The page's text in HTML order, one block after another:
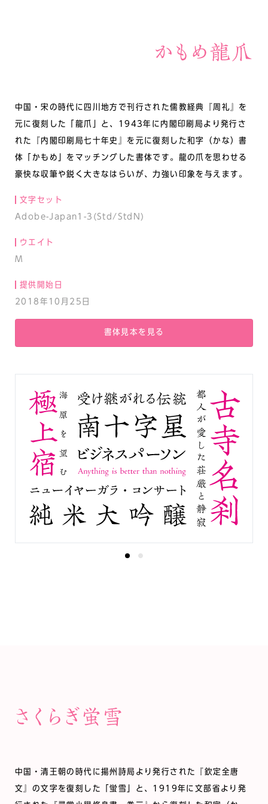
中国・宋の時代に四川地方で刊行された儒教経典『周礼』を
元に復刻した「龍爪」と、1943年に内閣印刷局より発行さ
れた『内閣印刷局七十年史』を元に復刻した和字（かな）書
体「かもめ」をマッチングした書体です。龍の爪を思わせる
豪快な収筆や鋭く大きなはらいが、力強い印象を与えます。
文字セット
Adobe-Japan1-3(Std/StdN)
ウエイト
M
提供開始日
2018年10月25日
書体見本を見る
中国・清王朝の時代に揚州詩局より発行された『欽定全唐
文』の文字を復刻した「蛍雪」と、1919年に文部省より発